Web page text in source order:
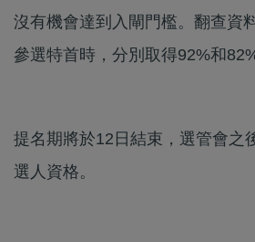
沒有機會達到入閘門檻。翻查資
參選特首時，分別取得92%和
提名期將於12日結束，選管會之
選人資格。